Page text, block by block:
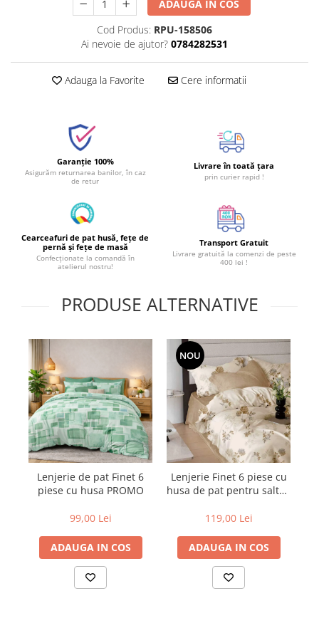
ADAUGA IN COS
Cod Produs: RPU-158506
Ai nevoie de ajutor? 0784282531
Adauga la Favorite Cere informatii
Garanție 100%
Asigurăm returnarea banilor, în caz
de retur
Livrare în toată țara
prin curier rapid !
Cearceafuri de pat husă, fețe de
pernă și fețe de masă
Confecționate la comandă în
atelierul nostru!
Transport Gratuit
Livrare gratuită la comenzi de peste
400 lei !
PRODUSE ALTERNATIVE
Lenjerie de pat Finet 6
piese cu husa PROMO
99,00 Lei
ADAUGA IN COS
NOU
Lenjerie Finet 6 piese cu
husa de pat pentru saltea
119,00 Lei
ADAUGA IN COS